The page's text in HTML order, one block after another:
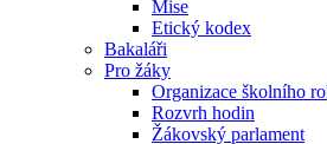
Mise
Etický kodex
Bakaláři
Pro žáky
Organizace školního
Rozvrh hodin
Žákovský parlament